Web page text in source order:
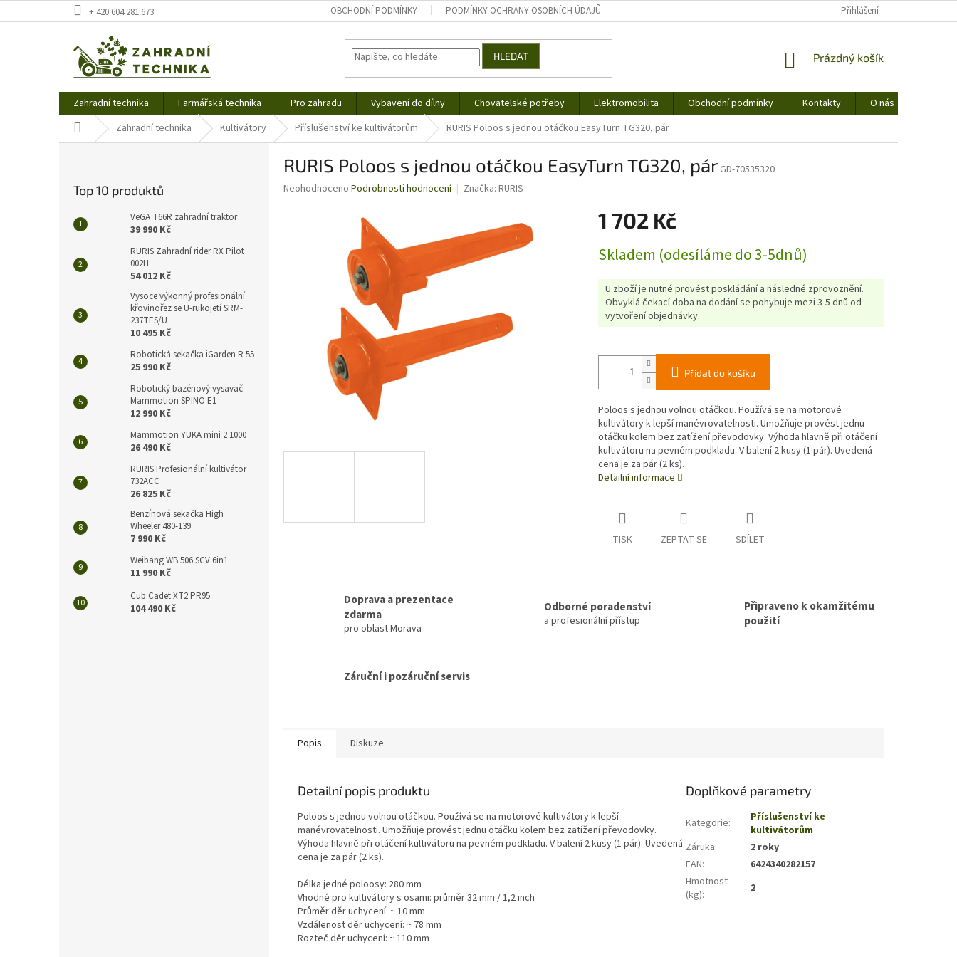
na
+ 420 604 281 673 OBCHODNÍ PODMÍNKY PODMÍNKY OCHRANY OSOBNÍCH ÚDAJŮ Přihlášení
HLEDAT
NÁKUPNÍ
Prázdný košík
Zahradní technika Farmářská technika Pro zahradu Vybavení do dílny Chovatelské potřeby Elektromobilita Obchodní podmínky Kontakty
O nás
Domů Zahradní technika Kultivátory Příslušenství ke kultivátorům RURIS Poloos s jednou otáčkou EasyTurn TG320, pár
Top 10 produktů
VeGA T66R zahradní traktor
39 990 Kč
RURIS Zahradní rider RX Pilot
002H
54 012 Kč
Vysoce výkonný profesionální
křovinořez se U-rukojetí SRM-
237TES/U
10 495 Kč
Robotická sekačka iGarden R 55
25 990 Kč
Robotický bazénový vysavač
Mammotion SPINO E1
12 990 Kč
Mammotion YUKA mini 2 1000
26 490 Kč
RURIS Profesionální kultivátor
732ACC
26 825 Kč
Benzínová sekačka High
Wheeler 480-139
7 990 Kč
Weibang WB 506 SCV 6in1
11 990 Kč
Cub Cadet XT2 PR95
104 490 Kč
RURIS Poloos s jednou otáčkou EasyTurn TG320, pár GD-70535320
Průměrné
Neohodnoceno Podrobnosti hodnocení Značka: RURIS
1 702 Kč
cena:
Skladem (odesíláme do 3-5dnů)
U zboží je nutné provést poskládání a následné zprovoznění.
Obvyklá čekací doba na dodání se pohybuje mezi 3-5 dnů od
vytvoření objednávky.
Přidat do košíku
Poloos s jednou volnou otáčkou. Používá se na motorové
kultivátory k lepší manévrovatelnosti. Umožňuje provést jednu
otáčku kolem bez zatížení převodovky. Výhoda hlavně při otáčení
kultivátoru na pevném podkladu. V balení 2 kusy (1 pár). Uvedená
cena je za pár (2 ks).
Detailní informace
TISK ZEPTAT SE SDÍLET
Doprava a prezentace
zdarma
pro oblast Morava
Odborné poradenství
a profesionální přístup
Připraveno k okamžitému
použití
Záruční i pozáruční servis
Popis Diskuze
Detailní popis produktu
Poloos s jednou volnou otáčkou. Používá se na motorové kultivátory k lepší
manévrovatelnosti. Umožňuje provést jednu otáčku kolem bez zatížení převodovky.
Výhoda hlavně při otáčení kultivátoru na pevném podkladu. V balení 2 kusy (1 pár). Uvedená
cena je za pár (2 ks).
Délka jedné poloosy: 280 mm
Vhodné pro kultivátory s osami: průměr 32 mm / 1,2 inch
Průměr děr uchycení: ~ 10 mm
Vzdálenost děr uchycení: ~ 78 mm
Rozteč děr uchycení: ~ 110 mm
Doplňkové parametry
Kategorie:
Příslušenství ke
kultivátorům
Záruka:
2 roky
EAN:
6424340282157
Hmotnost
(kg): 2